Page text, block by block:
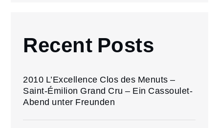
Recent Posts
2010 L’Excellence Clos des Menuts –
Saint-Émilion Grand Cru – Ein Cassoulet-
Abend unter Freunden